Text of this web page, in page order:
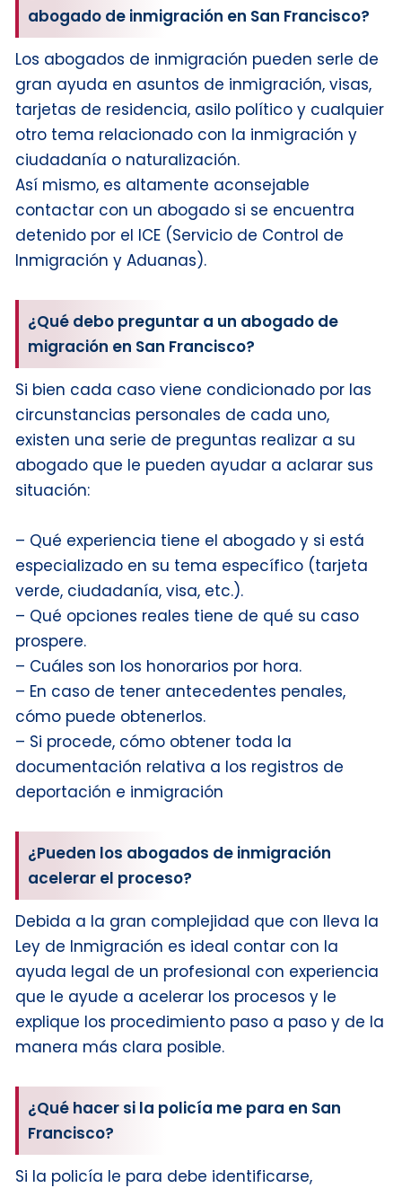
Servicios de empleos:
abogado de inmigración en San Francisco?
Los abogados de inmigración pueden serle de
gran ayuda en asuntos de inmigración, visas,
tarjetas de residencia, asilo político y cualquier
otro tema relacionado con la inmigración y
ciudadanía o naturalización.
Así mismo, es altamente aconsejable
contactar con un abogado si se encuentra
detenido por el ICE (Servicio de Control de
Inmigración y Aduanas).
¿Qué debo preguntar a un abogado de
migración en San Francisco?
Si bien cada caso viene condicionado por las
circunstancias personales de cada uno,
existen una serie de preguntas realizar a su
abogado que le pueden ayudar a aclarar sus
situación:
– Qué experiencia tiene el abogado y si está
especializado en su tema específico (tarjeta
verde, ciudadanía, visa, etc.).
– Qué opciones reales tiene de qué su caso
prospere.
– Cuáles son los honorarios por hora.
– En caso de tener antecedentes penales,
cómo puede obtenerlos.
– Si procede, cómo obtener toda la
documentación relativa a los registros de
deportación e inmigración
¿Pueden los abogados de inmigración
acelerar el proceso?
Debida a la gran complejidad que con lleva la
Ley de Inmigración es ideal contar con la
ayuda legal de un profesional con experiencia
que le ayude a acelerar los procesos y le
explique los procedimiento paso a paso y de la
manera más clara posible.
¿Qué hacer si la policía me para en San
Francisco?
Si la policía le para debe identificarse,